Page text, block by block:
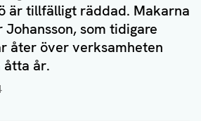
är tillfälligt räddad. Makarna
som tidigare
åter över verksamheten
åtta år.